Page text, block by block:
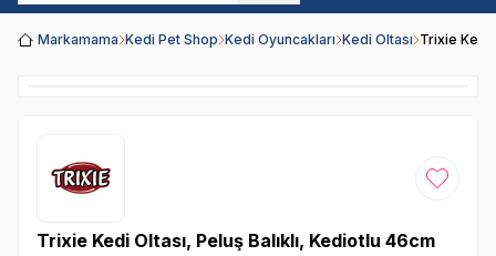
Markamama Kedi Pet Shop Kedi Oyuncakları Kedi Oltası Trixie Kedi
Favoriye
Trixie Kedi Oltası, Peluş Balıklı, Kediotlu 46cm